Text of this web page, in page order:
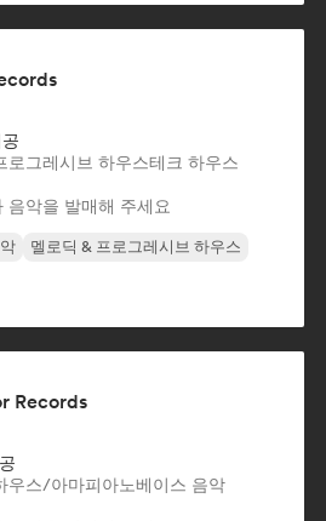
로그레시브 하우스테크 하우스
음악을 발매해 주세요
멜로딕 & 프로그레시브 하우스
Records
우스/아마피아노베이스 음악